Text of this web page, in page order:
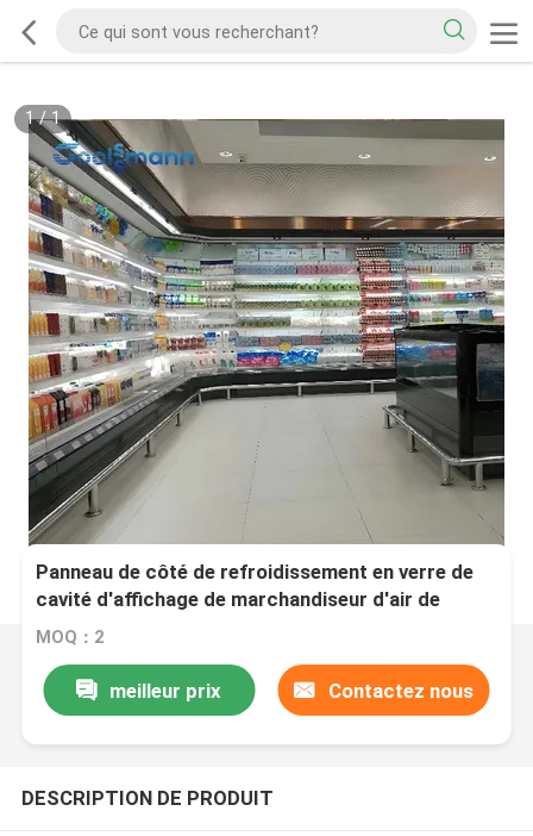
1/1
Panneau de côté de refroidissement en verre de
cavité d'affichage de marchandiseur d'air de
réfrigérateur de Cabinet ouvert de réfrigérateur
MOQ：2
meilleur prix Contactez nous
DESCRIPTION DE PRODUIT